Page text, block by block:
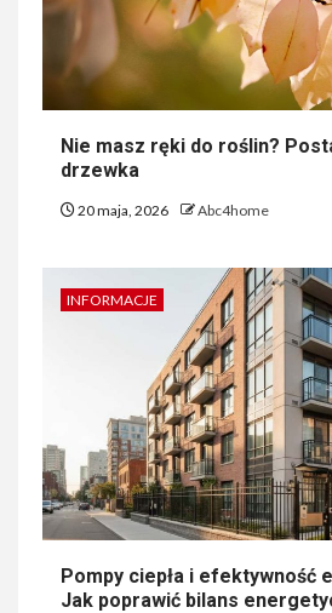
Nie masz ręki do roślin?
drzewka
20 maja, 2026 Abc4home
INFORMACJE
Pompy ciepła i efektywność
Jak poprawić bilans